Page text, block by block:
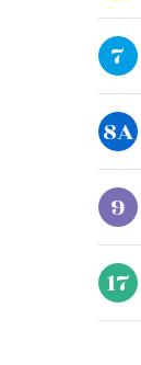
7
8A
9
17